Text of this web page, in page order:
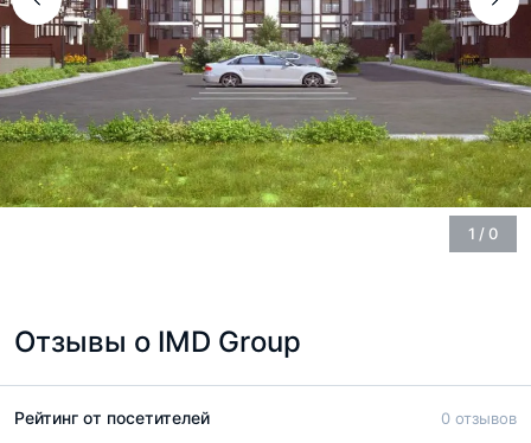
1 / 0
Отзывы о IMD Group
Рейтинг от посетителей 0 отзывов